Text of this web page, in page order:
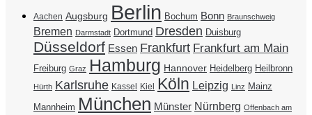
Aachen Augsburg Berlin Bochum Bonn Braunschweig
Bremen Darmstadt Dortmund Dresden Duisburg
Düsseldorf Essen Frankfurt Frankfurt am Main
Freiburg Graz Hamburg Hannover Heidelberg Heilbronn
Hürth Karlsruhe Kassel Kiel Köln Leipzig Linz Mainz
Mannheim München Münster Nürnberg Offenbach am